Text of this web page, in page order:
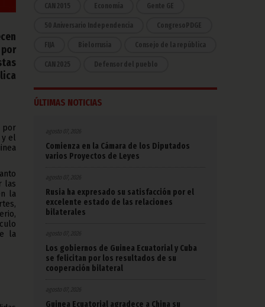
por
por
y el
las
la
la
CAN 2015 Economía Gente GE
50 Aniversario Independencia CongresoPDGE
FIJA Bielorrusia Consejo de la república
CAN 2025 Defensor del pueblo
ÚLTIMAS NOTICIAS
agosto 07, 2026
Comienza en la Cámara de los Diputados
varios Proyectos de Leyes
agosto 07, 2026
Rusia ha expresado su satisfacción por el
excelente estado de las relaciones
bilaterales
agosto 07, 2026
Los gobiernos de Guinea Ecuatorial y Cuba
se felicitan por los resultados de su
cooperación bilateral
agosto 07, 2026
Guinea Ecuatorial agradece a China su